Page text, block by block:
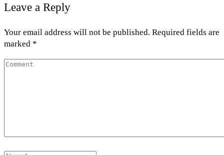
Leave a Reply
Your email address will not be published. Required fields are
marked *